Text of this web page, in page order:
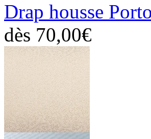
Drap housse
dès 70,00€